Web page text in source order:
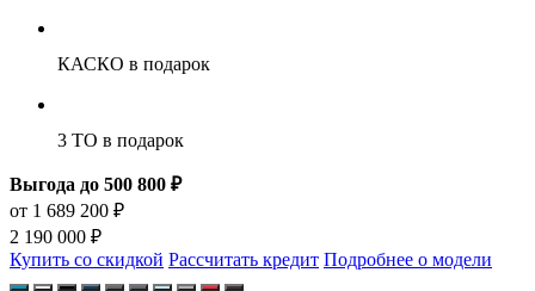
КАСКО в подарок
3 ТО в подарок
Выгода до 500 800 ₽
от 1 689 200 ₽
2 190 000 ₽
Купить со скидкой Рассчитать кредит Подробнее о модели